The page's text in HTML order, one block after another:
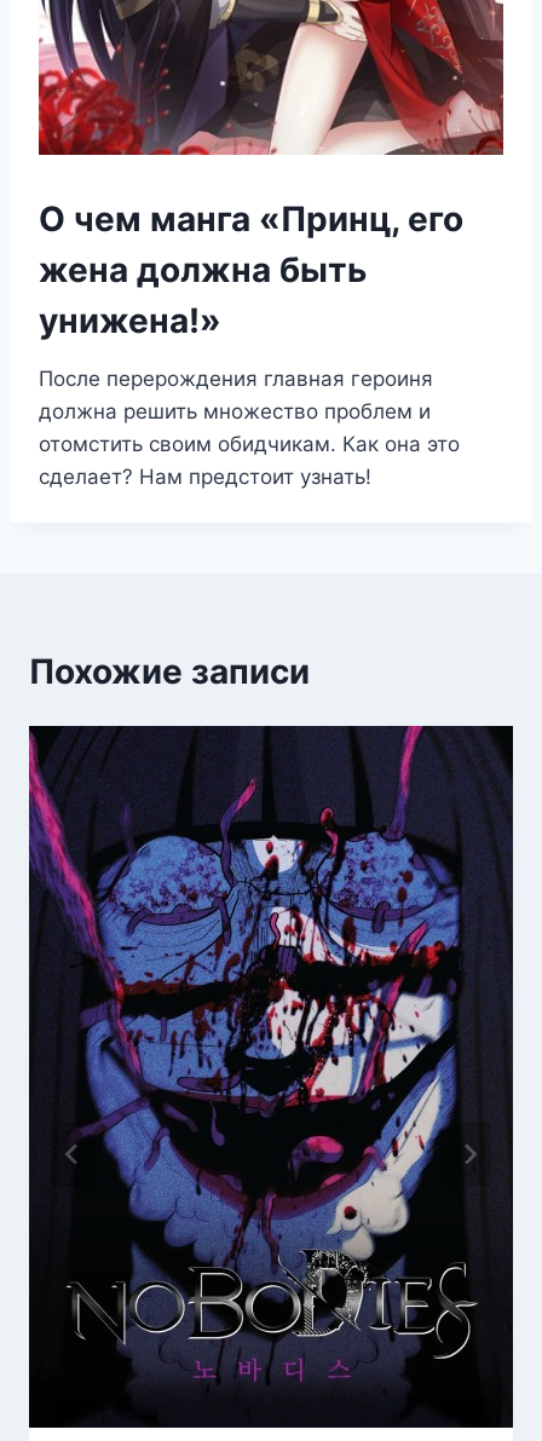
О чем манга «Принц, его
жена должна быть
унижена!»
После перерождения главная героиня
должна решить множество проблем и
отомстить своим обидчикам. Как она это
сделает? Нам предстоит узнать!
Похожие записи